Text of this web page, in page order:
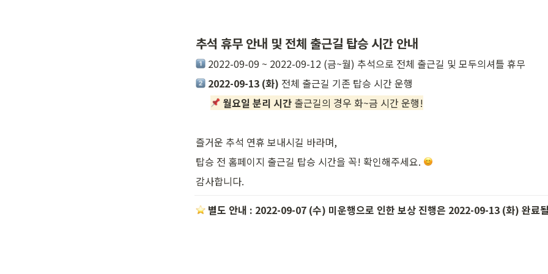
추석 휴무 안내 및 전체 출근길 탑승 시간 안내
2022-09-09 ~ 2022-09-12 (금~월) 추석으로 전체 출근길 및 모두의셔틀 휴무
2022-09-13 (화) 전체 출근길 기존 탑승 시간 운행
월요일 분리 시간 출근길의 경우 화~금 시간 운행!
즐거운 추석 연휴 보내시길 바라며,
탑승 전 홈페이지 출근길 탑승 시간을 꼭! 확인해주세요.
감사합니다.
별도 안내 : 2022-09-07 (수) 미운행으로 인한 보상 진행은 2022-09-13 (화) 완료